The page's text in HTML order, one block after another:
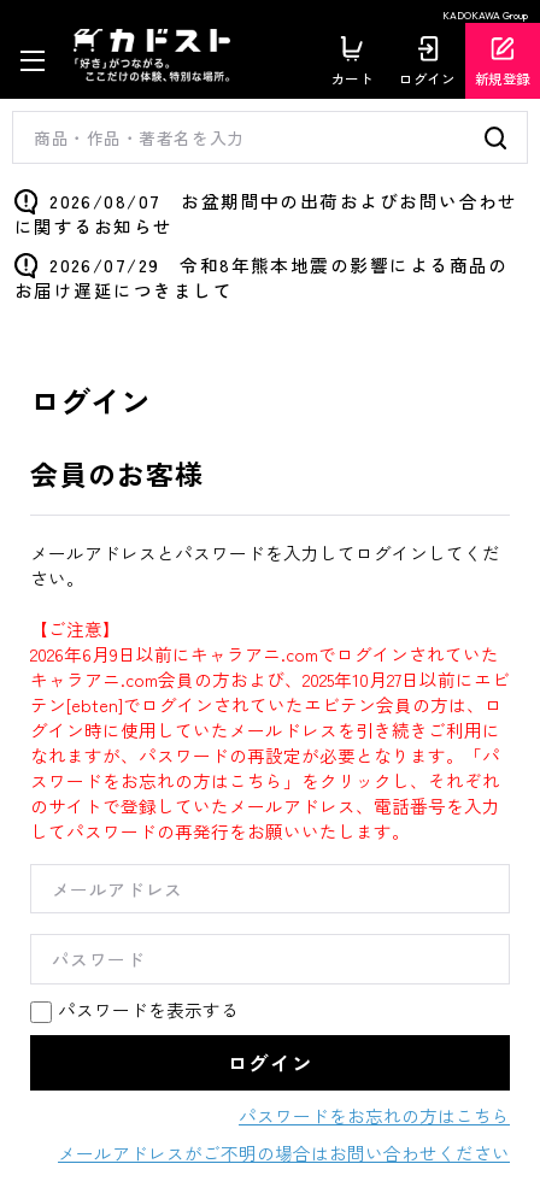
KADOKAWA Group
カート ログイン 新規登録
2026/08/07 お盆期間中の出荷およびお問い合わせ
に関するお知らせ
2026/07/29 令和8年熊本地震の影響による商品の
お届け遅延につきまして
ログイン
会員のお客様
メールアドレスとパスワードを入力してログインしてくだ
さい。
【ご注意】
2026年6月9日以前にキャラアニ.comでログインされていた
キャラアニ.com会員の方および、2025年10月27日以前にエビ
テン[ebten]でログインされていたエビテン会員の方は、ロ
グイン時に使用していたメールドレスを引き続きご利用に
なれますが、パスワードの再設定が必要となります。「パ
スワードをお忘れの方はこちら」をクリックし、それぞれ
のサイトで登録していたメールアドレス、電話番号を入力
してパスワードの再発行をお願いいたします。
パスワードを表示する
パスワードをお忘れの方はこちら
メールアドレスがご不明の場合はお問い合わせください